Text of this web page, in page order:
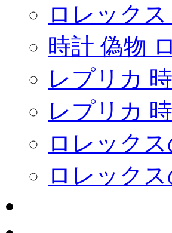
ロレック
時計 偽物
レプリカ
レプリカ
ロレック
ロレック